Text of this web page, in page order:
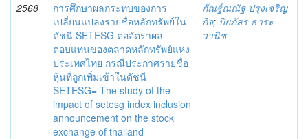
2568
การศึกษาผลกระทบของการ
เปลี่ยนแปลงรายชื่อหลักทรัพย์ใน
ดัชนี SETESG ต่ออัตราผล
ตอบแทนของตลาดหลักทรัพย์แห่ง
ประเทศไทย กรณีประกาศรายชื่อ
หุ้นที่ถูกเพิ่มเข้าในดัชนี
SETESG= The study of the
impact of setesg index inclusion
announcement on the stock
exchange of thailand
กัณฐ์ณณัฐ ปรุงเจริญ
กิจ; ปิยภัสร ธาระ
วานิช